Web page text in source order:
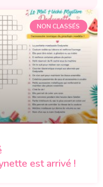
NON CLASSÉS
est arrivé !